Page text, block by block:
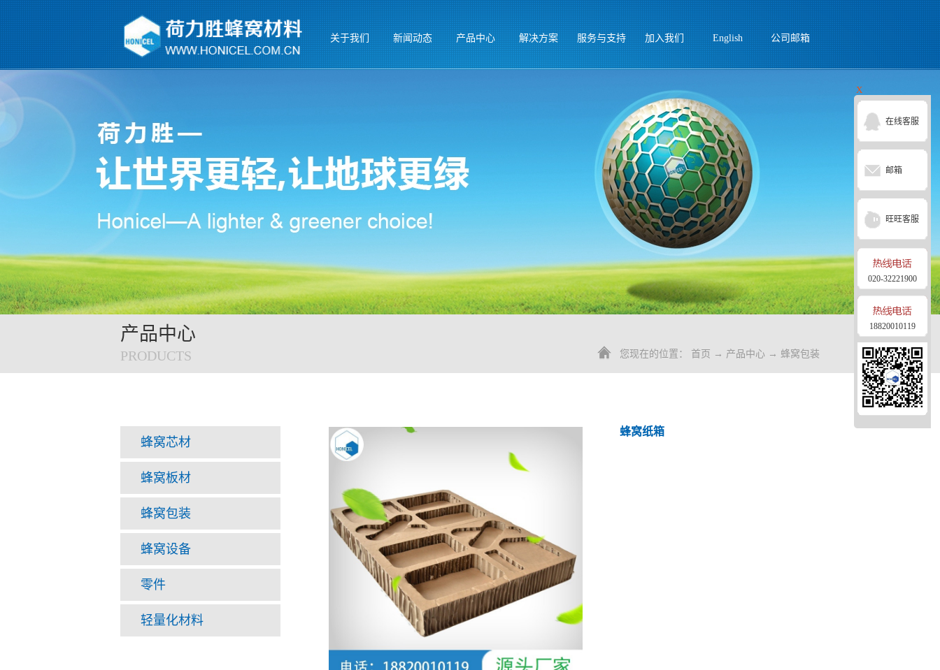
关于我们 新闻动态 产品中心 解决方案 服务与支持 加入我们 English 公司邮箱
产品中心
PRODUCTS
蜂窝芯材
蜂窝板材
蜂窝包装
蜂窝设备
零件
轻量化材料
您现在的位置： 首页 → 产品中心 → 蜂窝包装
蜂窝纸箱
X
在线客服
邮箱
旺旺客服
020-32221900
18820010119